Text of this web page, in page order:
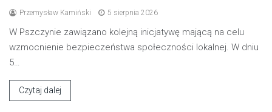
Przemysław Kamiński 5 sierpnia 2026
W Pszczynie zawiązano kolejną inicjatywę mającą na celu
wzmocnienie bezpieczeństwa społeczności lokalnej. W dniu
5…
Czytaj dalej